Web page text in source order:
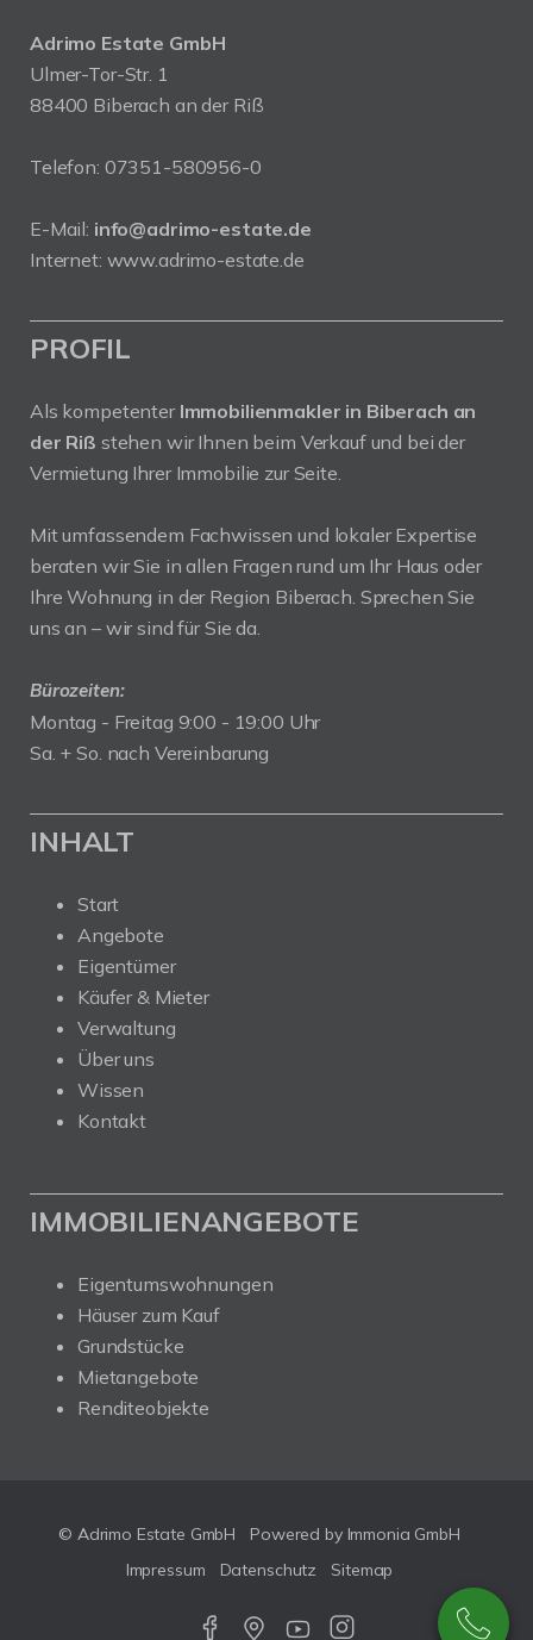
Adrimo Estate GmbH
Ulmer-Tor-Str. 1
88400 Biberach an der Riß
Telefon: 07351-580956-0
E-Mail: info@adrimo-estate.de
Internet: www.adrimo-estate.de
PROFIL
Als kompetenter Immobilienmakler in Biberach an
der Riß stehen wir Ihnen beim Verkauf und bei der
Vermietung Ihrer Immobilie zur Seite.
Mit umfassendem Fachwissen und lokaler Expertise
beraten wir Sie in allen Fragen rund um Ihr Haus oder
Ihre Wohnung in der Region Biberach. Sprechen Sie
uns an – wir sind für Sie da.
Bürozeiten:
Montag - Freitag 9:00 - 19:00 Uhr
Sa. + So. nach Vereinbarung
INHALT
Start
Angebote
Eigentümer
Käufer & Mieter
Verwaltung
Über uns
Wissen
Kontakt
IMMOBILIENANGEBOTE
Eigentumswohnungen
Häuser zum Kauf
Grundstücke
Mietangebote
Renditeobjekte
© Adrimo Estate GmbH
Powered by Immonia GmbH
Impressum
Datenschutz Sitemap